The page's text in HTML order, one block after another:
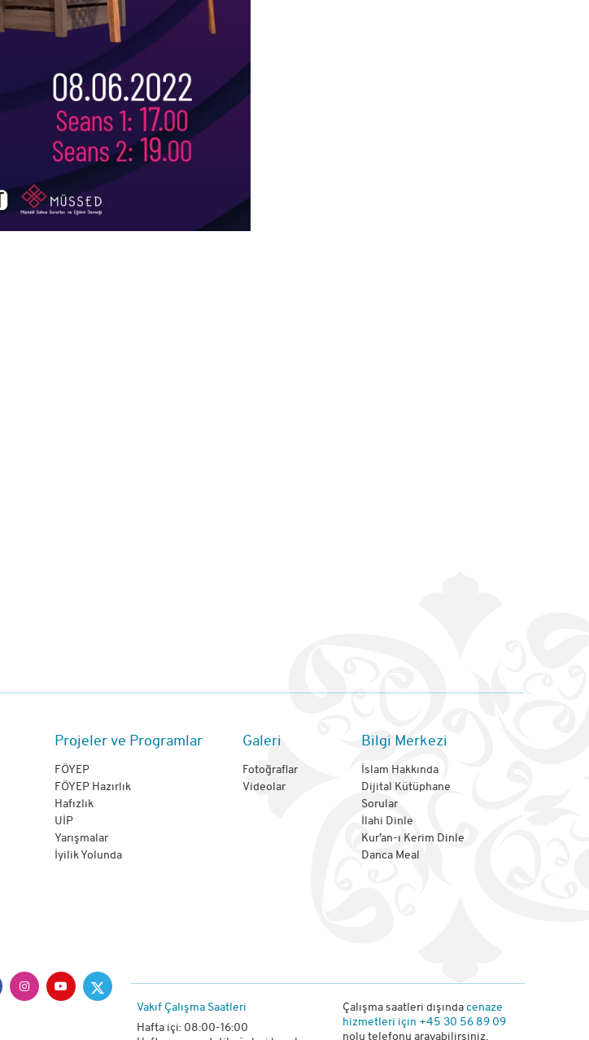
Projeler ve Programlar
FÖYEP
FÖYEP Hazırlık
Hafızlık
UİP
Yarışmalar
İyilik Yolunda
Galeri
Fotoğraflar
Videolar
Bilgi Merkezi
İslam Hakkında
Dijital Kütüphane
Sorular
İlahi Dinle
Kur’an-ı Kerim Dinle
Danca Meal
Vakıf Çalışma Saatleri
Hafta içi: 08:00-16:00
Çalışma saatleri dışındacenaze
hizmetleri için +45 30 56 89 09
nolu telefonu arayabilirsiniz.